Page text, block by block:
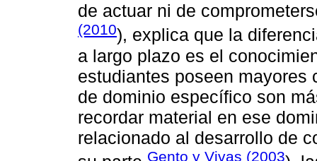
de actuar ni de
(2010), explica que la
a largo plazo es el
estudiantes poseen
de dominio específico son
recordar material en ese
relacionado al desarrollo de
Gento y Vivas (2003